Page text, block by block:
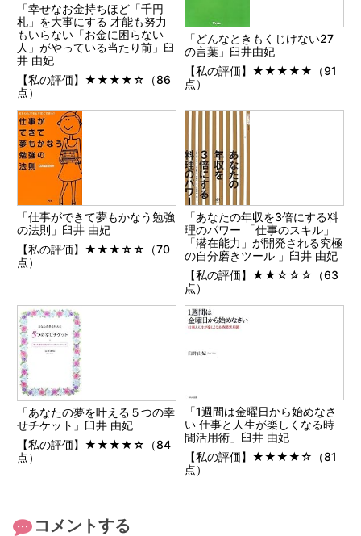
「幸せなお金持ちほど「千円
札」を大事にする 才能も努力
もいらない「お金に困らない
人」がやっている当たり前」臼
井 由妃
【私の評価】★★★★☆（86
点）
「どんなときもくじけない27
の言葉」臼井由妃
【私の評価】★★★★★（91
点）
「仕事ができて夢もかなう勉強
の法則」臼井 由妃
【私の評価】★★★☆☆（70
点）
「あなたの年収を3倍にする料
理のパワー 「仕事のスキル」
「潜在能力」が開発される究極
の自分磨きツール 」臼井 由妃
【私の評価】★★☆☆☆（63
点）
「あなたの夢を叶える５つの幸
せチケット」臼井 由妃
【私の評価】★★★★☆（84
点）
「1週間は金曜日から始めなさ
い 仕事と人生が楽しくなる時
間活用術」臼井 由妃
【私の評価】★★★★☆（81
点）
コメントする